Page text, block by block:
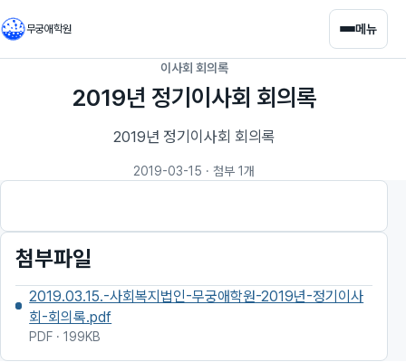
무궁애학원 메뉴
이사회 회의록
2019년 정기이사회 회의록
2019년 정기이사회 회의록
2019-03-15 · 첨부 1개
첨부파일
2019.03.15.-사회복지법인-무궁애학원-2019년-정기이사
회-회의록.pdf
PDF · 199KB